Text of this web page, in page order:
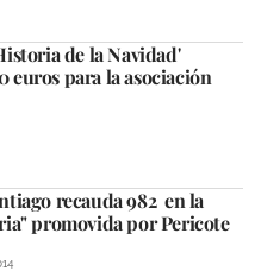
de la Navidad'
euros para la asociación
recauda 982  en la
promovida por Pericote